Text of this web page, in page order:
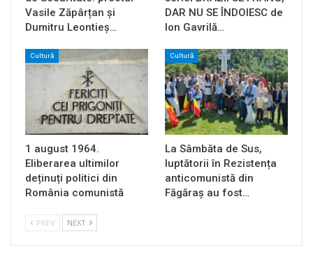
Vasile Zăpârțan și
Dumitru Leontieș…
DAR NU SE ÎNDOIESC de
Ion Gavrilă…
Cultură
1 august 1964.
Eliberarea ultimilor
deținuți politici din
România comunistă
Cultură
La Sâmbăta de Sus,
luptătorii în Rezistența
anticomunistă din
Făgăraș au fost…
PREV NEXT